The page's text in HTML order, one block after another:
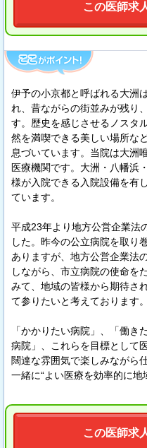
この医師求
伊予の小京都と呼ばれる大洲
れ、昔ながらの街並みが残り
す。歴史を感じさせるノスタ
然を満喫できる美しい場所な
息づいています。当院は大洲
医療機関です。大洲・八幡浜
様が入院できる入院設備を有
ています。
平成23年より地方公営企業法
した。昨今の公立病院を取り
ありますが、地方公営企業法
しながら、市立病院の使命を
みて、地域の皆様から期待さ
て参りたいと考えております。
「かかりたい病院」、「働
病院」、これらを目標として
闊達な雰囲気で楽しみながら
一緒に“よい医療を効率的に地
この医師求